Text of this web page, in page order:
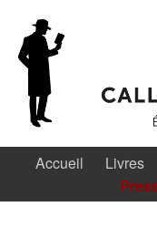
Accueil Livres